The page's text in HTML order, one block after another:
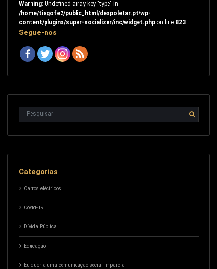
Warning: Undefined array key "type" in
/home/tiagofe2/public_html/despoletar.pt/wp-
content/plugins/super-socializer/inc/widget.phpon line 823
Segue-nos
Categorias
Carros eléctricos
Covid-19
Dívida Pública
Educação
Eu queria uma comunicação social imparcial